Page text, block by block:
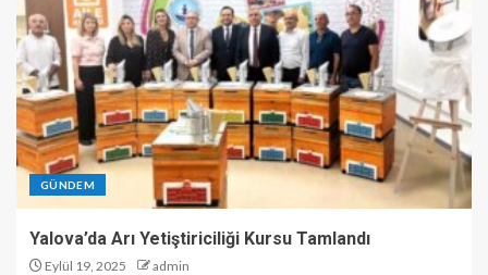
GÜNDEM
Yalova’da Arı Yetiştiriciliği Kursu Tamlandı
Eylül 19, 2025 admin